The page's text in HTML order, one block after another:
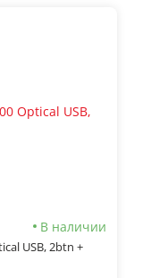
В наличии
USB, 2btn +